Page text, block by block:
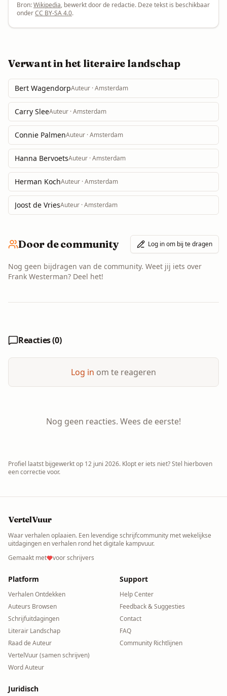
Bron:Wikipedia, bewerkt door de redactie. Deze tekst is beschikbaar
onderCC BY-SA 4.0.
Verwant in het literaire landschap
Bert WagendorpAuteur · Amsterdam
Carry SleeAuteur · Amsterdam
Connie PalmenAuteur · Amsterdam
Hanna BervoetsAuteur · Amsterdam
Herman KochAuteur · Amsterdam
Joost de VriesAuteur · Amsterdam
Door de community Log in om bij te dragen
Nog geen bijdragen van de community. Weet jij iets over
Frank Westerman? Deel het!
Reacties (0)
Log in om te reageren
Nog geen reacties. Wees de eerste!
Profiel laatst bijgewerkt op 12 juni 2026. Klopt er iets niet? Stel hierboven
een correctie voor.
VertelVuur
Waar verhalen oplaaien. Een levendige schrijfcommunity met wekelijkse
uitdagingen en verhalen rond het digitale kampvuur.
Gemaakt met
voor schrijvers
Platform
Verhalen Ontdekken
Auteurs Browsen
Schrijfuitdagingen
Literair Landschap
Raad de Auteur
VertelVuur (samen schrijven)
Word Auteur
Support
Help Center
Feedback & Suggesties
Contact
FAQ
Community Richtlijnen
Juridisch